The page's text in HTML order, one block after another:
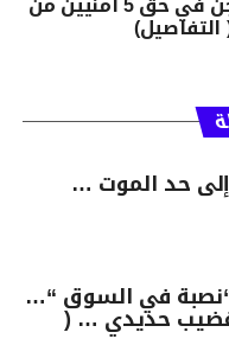
حد الموت …
في السوق “…
حديدي … (